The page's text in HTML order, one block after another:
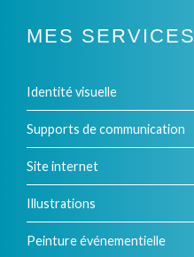
plusieurs
Les
options
peuvent
être
choisies
MES SERVICES
Identité visuelle
Supports de communication
Site internet
Illustrations
Peinture événementielle